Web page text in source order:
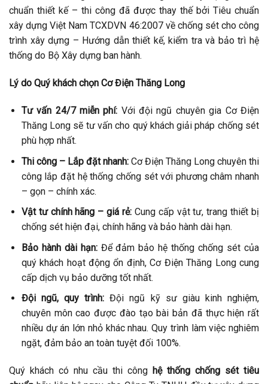
chuẩn thiết kế – thi công đã được thay thế bởi Tiêu chuẩn
xây dựng Việt Nam TCXDVN 46:2007 về chống sét cho công
trình xây dựng – Hướng dẫn thiết kế, kiểm tra và bảo trì hệ
thống do Bộ Xây dựng ban hành.
Lý do Quý khách chọn Cơ Điện Thăng Long
Tư vấn 24/7 miễn phí: Với đội ngũ chuyên gia Cơ Điện
Thăng Long sẽ tư vấn cho quý khách giải pháp chống sét
phù hợp nhất.
Thi công – Lắp đặt nhanh: Cơ Điện Thăng Long chuyên thi
công lắp đặt hệ thống chống sét với phương châm nhanh
– gọn – chính xác.
Vật tư chính hãng – giá rẻ: Cung cấp vật tư, trang thiết bị
chống sét hiện đại, chính hãng và bảo hành dài hạn.
Bảo hành dài hạn: Để đảm bảo hệ thống chống sét của
quý khách hoạt động ổn định, Cơ Điện Thăng Long cung
cấp dịch vụ bảo dưỡng tốt nhất.
Đội ngũ, quy trình:Đội ngũ kỹ sư giàu kinh nghiệm,
chuyên môn cao được đào tạo bài bản đã thực hiện rất
nhiều dự án lớn nhỏ khác nhau. Quy trình làm việc nghiêm
ngặt, đảm bảo an toàn tuyệt đối 100%.
Quý khách có nhu cầu thi công hệ thống chống sét tiêu